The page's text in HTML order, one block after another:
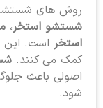
روش های
شستشو استخر،
استخراست. این
کمک می کنند.
اصولی باعث
شود.